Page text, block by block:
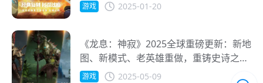
游戏 2025-01-20
《龙息：神寂》2025全球重磅更新：新地
图、新模式、老英雄重做，重铸史诗之
路！
游戏 2025-05-09